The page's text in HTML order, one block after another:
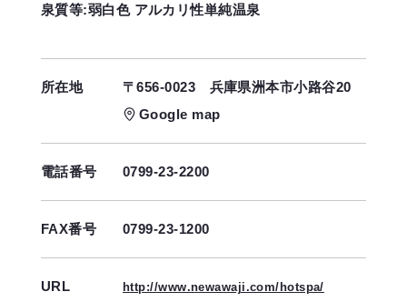
泉質等:弱白色 アルカリ性単純温泉
所在地 〒656-0023 兵庫県洲本市小路谷20
Google map
電話番号 0799-23-2200
FAX番号 0799-23-1200
URL http://www.newawaji.com/hotspa/